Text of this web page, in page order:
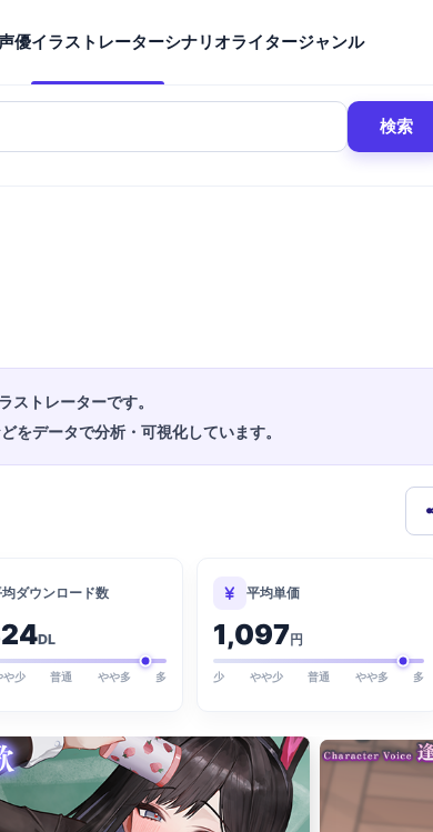
優イラストレーターシナリオライタージャンル
検索
ストレーターです。
データで分析・可視化しています。
ダウンロード数
DL
や少 普通 やや多 多
平均単価
1,097円
少 やや少 普通 やや多 多